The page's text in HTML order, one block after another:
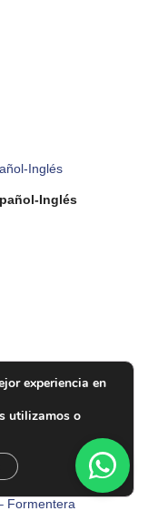
Inglés
experiencia en
utilizamos o